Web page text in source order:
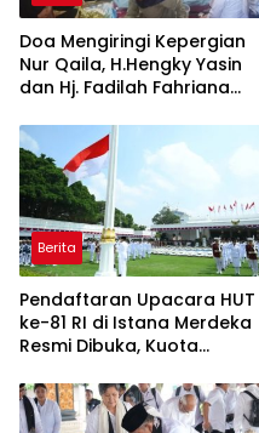
Doa Mengiringi Kepergian
Nur Qaila, H.Hengky Yasin
dan Hj. Fadilah Fahriana
Keluarga
Berita
Pendaftaran Upacara HUT
ke-81 RI di Istana Merdeka
Resmi Dibuka, Kuota
Kehabisan